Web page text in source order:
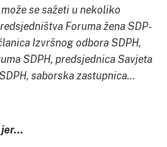
se sažeti u nekoliko
Foruma žena SDP-
Izvršnog odbora SDPH,
SDPH, predsjednica Savjeta
saborska zastupnica…
jer…